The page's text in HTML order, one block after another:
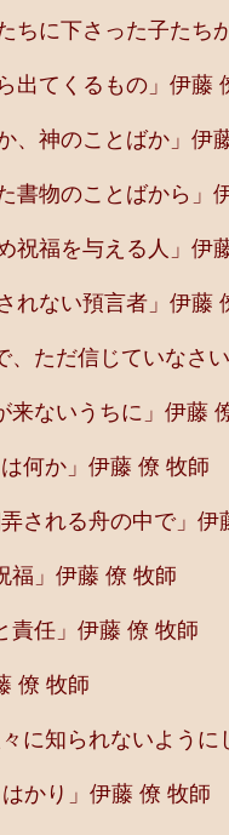
ちに下さった子たち
出てくるもの」伊藤
、神のことばか」伊
書物のことばから」
祝福を与える人」伊
れない預言者」伊藤
ただ信じていなさ
ないうちに」伊藤
何か」伊藤 僚 牧師
される舟の中で」伊
福」伊藤 僚 牧師
責任」伊藤 僚 牧師
僚 牧師
に知られないように
かり」伊藤 僚 牧師